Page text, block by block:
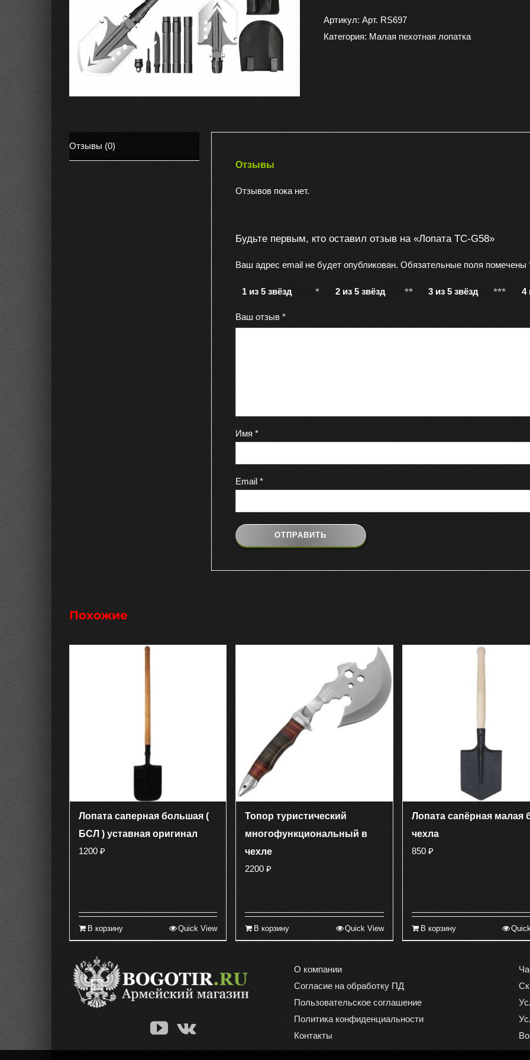
TC-
G58
Артикул: Арт. RS697
Категория: Малая пехотная лопатка
Отзывы (0)
Отзывы
Отзывов пока нет.
Будьте первым, кто оставил отзыв на «Лопата TC-G58»
Ваш адрес email не будет опубликован. Обязательные поля помечены
1 из 5 звёзд 2 из 5 звёзд 3 из 5 звёзд 4
Ваш отзыв *
Имя *
Email *
Похожие
Лопата саперная большая (
БСЛ ) уставная оригинал
1200 ₽
В корзину Quick View
Топор туристический
многофункциональный в
чехле
2200₽
В корзину Quick View
Лопата сапёрная малая
чехла
850 ₽
В корзину
О компании
Согласие на обработку ПД
Пользовательское соглашение
Политика конфиденциальности
Контакты